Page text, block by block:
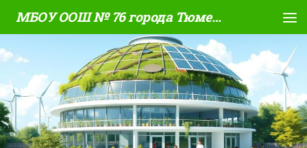
Skip to content МБОУ ООШ № 76 города Тюмени